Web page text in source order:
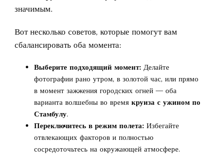
значимым.
Вот несколько советов, которые помогут вам
сбалансировать оба момента:
Выберите подходящий момент: Делайте
фотографии рано утром, в золотой час, или прямо
в момент зажжения городских огней — оба
варианта волшебны во время круиза с ужином по
Стамбулу.
Переключитесь в режим полета: Избегайте
отвлекающих факторов и полностью
сосредоточьтесь на окружающей атмосфере.